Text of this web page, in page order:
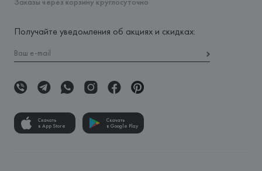
Получайте уведомления об акциях и скидках:
Скачать
в App Store
Скачать
в Google Play